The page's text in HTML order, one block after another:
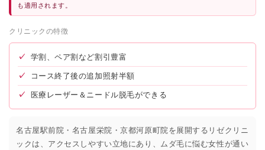
も適用されます。
クリニックの特徴
✓ 学割、ペア割など割引豊富
✓ コース終了後の追加照射半額
✓ 医療レーザー＆ニードル脱毛ができる
名古屋駅前院・名古屋栄院・京都河原町院を展開するリゼクリニ
ックは、アクセスしやすい立地にあり、ムダ毛に悩む女性が通い